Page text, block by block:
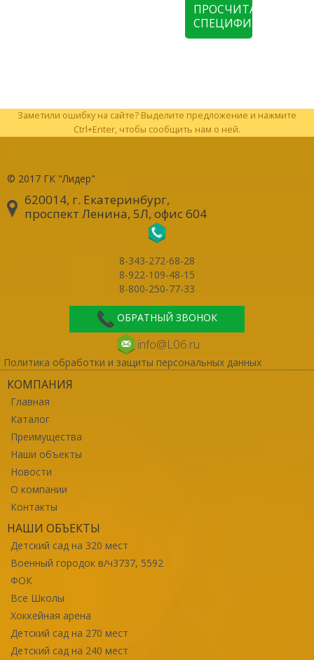
ПРОСЧИТАТЬ
СПЕЦИФИКАЦИЮ
Заметили ошибку на сайте? Выделите предложение и нажмите
Ctrl+Enter, чтобы сообщить нам о ней.
© 2017 ГК "Лидер"
620014, г. Екатеринбург,
проспект Ленина, 5Л, офис 604
8-343-272-68-28
8-922-109-48-15
8-800-250-77-33
ОБРАТНЫЙ ЗВОНОК
info@L06.ru
Политика обработки и защиты персональных данных
КОМПАНИЯ
Главная
Каталог
Преимущества
Наши объекты
Новости
О компании
Контакты
НАШИ ОБЪЕКТЫ
Детский сад на 320 мест
Военный городок в/ч3737, 5592
ФОК
Все Школы
Хоккейная арена
Детский сад на 270 мест
Детский сад на 240 мест